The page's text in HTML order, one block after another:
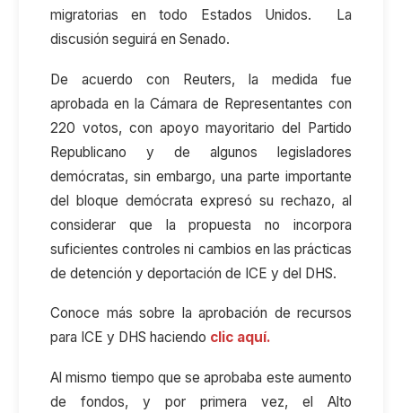
migratorias en todo Estados Unidos. La
discusión seguirá en Senado.
De acuerdo con Reuters, la medida fue
aprobada en la Cámara de Representantes con
220 votos, con apoyo mayoritario del Partido
Republicano y de algunos legisladores
demócratas, sin embargo, una parte importante
del bloque demócrata expresó su rechazo, al
considerar que la propuesta no incorpora
suficientes controles ni cambios en las prácticas
de detención y deportación de ICE y del DHS.
Conoce más sobre la aprobación de recursos
para ICE y DHS haciendo clic aquí.
Al mismo tiempo que se aprobaba este aumento
de fondos, y por primera vez, el Alto